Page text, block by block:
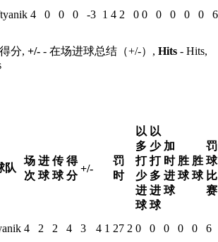
4 0 0 0 -3 1 4 2 0 0 0 0 0 0
6
分, +/- - 在场进球总结（+/-）, Hits - Hits,
队
场
次
进
球
传
球
得
分
+/-
罚
时
以
多
打
少
进
球
以
少
打
多
进
球
加
时
进
球
胜
球
胜
球
罚
球
比
赛
4 2 2 4 3 4 1 27 2 0 0 0 0 0
6